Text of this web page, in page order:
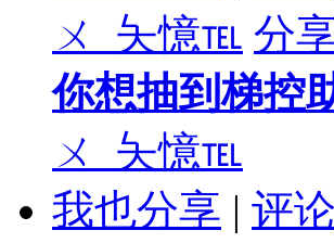
ㄨ_夨憶℡ 分
你想抽到梯控
ㄨ_夨憶℡
我也分享 | 评论